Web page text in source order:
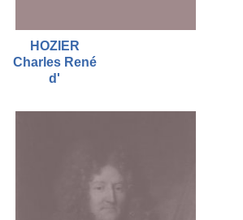
HOZIER
Charles René
d'